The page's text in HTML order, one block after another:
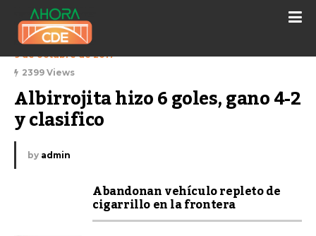
9 de octubre de 2017
2399 Views
Albirrojita hizo 6 goles, gano 4-2
y clasifico
by admin
Abandonan vehículo repleto de
cigarrillo en la frontera